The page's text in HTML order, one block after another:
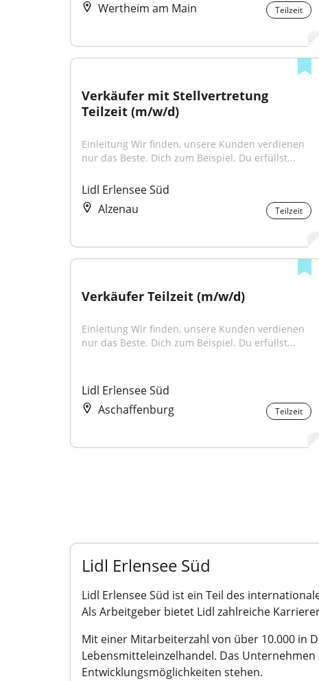
Wertheim am Main
Teilzeit
Verkäufer mit Stellvertretung
Teilzeit (m/w/d)
Einleitung Wir finden, unsere Kunden verdienen
nur das Beste. Dich zum Beispiel. Du erfüllst...
Lidl Erlensee Süd
Alzenau
Teilzeit
Verkäufer Teilzeit (m/w/d)
Einleitung Wir finden, unsere Kunden verdienen
nur das Beste. Dich zum Beispiel. Du erfüllst...
Lidl Erlensee Süd
Aschaffenburg
Teilzeit
Lidl Erlensee Süd
Lidl Erlensee Süd ist ein Teil des
Als Arbeitgeber bietet Lidl zahlreiche
Mit einer Mitarbeiterzahl von über 10.000 in
Lebensmitteleinzelhandel. Das
Entwicklungsmöglichkeiten stehen.